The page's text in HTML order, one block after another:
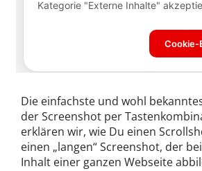
Die einfachste und wohl
der Screenshot per
erklären wir, wie Du einen
einen „langen“ Screenshot, der
Inhalt einer ganzen Webseite